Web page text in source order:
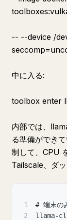
-- --device /
中に入る:
toolbox enter
内部では、
る準備ができ
制して、CPU
Tailscale、ダ
1
# 端末の
2
llama-